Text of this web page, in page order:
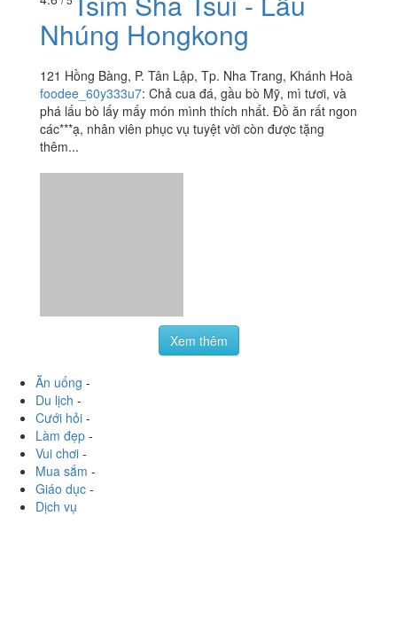
69 Lê Đại Hành, Tp. Nha Trang, Khánh Hoà
tructhuydao :Không gian có lầu thoáng mát. Chỗ ngồi
bình dân nhưng không dơ. Mình gọi mì đen, bánh gạo
ăn vừa miệng...
4.6/ 5Tsim Sha Tsui - Lẩu
Xem thêm
Ăn uống
Du lịch-
Cưới hỏi-
Làm đẹp-
Vui chơi-
Mua sắm -
Giáo dục